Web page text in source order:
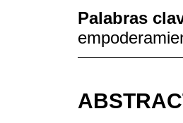
Palabras